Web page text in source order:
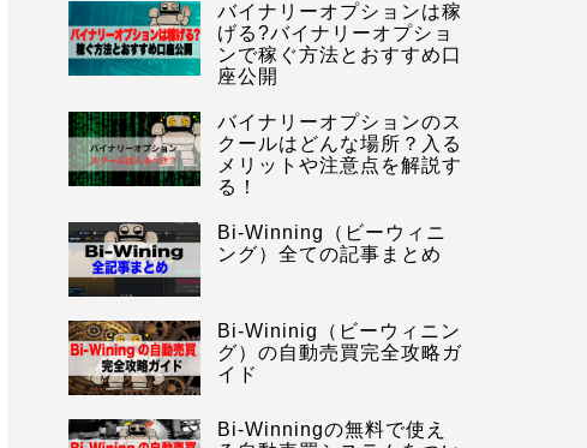
バイナリーオプションは稼
げる?バイナリーオプショ
ンで稼ぐ方法とおすすめ口
座公開
バイナリーオプションのス
クールはどんな場所？入る
メリットや注意点を解説す
る！
Bi-Winning（ビーウィニ
ング）全ての記事まとめ
Bi-Wininig（ビーウィニン
グ）の自動売買完全攻略ガ
イド
Bi-Winningの無料で使え